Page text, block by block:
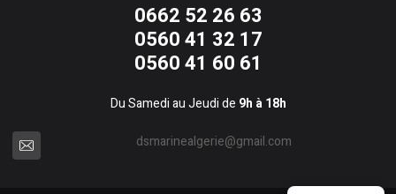
0662 52 26 63
0560 41 32 17
0560 41 60 61
Du Samedi au Jeudi de 9h à 18h
dsmarinealgerie@gmail.com